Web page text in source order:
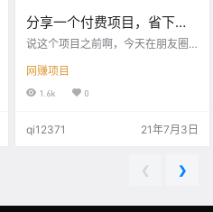
分享一个付费项目，省下
288，赚它5000+，没错 ，
说这个项目之前啊，今天在朋友圈
我，问我是啥项目。 可想而知，‘暴
利、简单、易上手、日赚300+’，这
用这些具有诱惑力的高频词汇，不
抵挡不住诱惑，最后乖乖当了小韭
项目也是靠信…
网赚项目
1.6k 0
qi12371 21年7月3日
❮ ❯